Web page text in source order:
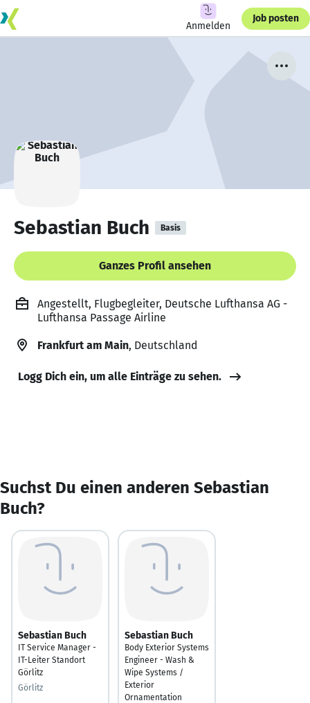
Anmelden
Job posten
Sebastian Buch Basis
Ganzes Profil ansehen
Angestellt, Flugbegleiter, Deutsche Lufthansa AG -
Lufthansa Passage Airline
Frankfurt am Main, Deutschland
Logg Dich ein, um alle Einträge zu sehen.
Suchst Du einen anderen Sebastian
Buch?
Sebastian Buch
IT Service Manager -
IT-Leiter Standort
Görlitz
Görlitz
Sebastian Buch
Body Exterior Systems
Engineer - Wash &
Wipe Systems /
Exterior
Ornamentation